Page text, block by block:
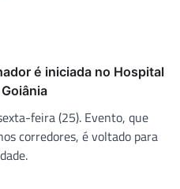
é iniciada no Hospital
feira (25). Evento, que
corredores, é voltado para